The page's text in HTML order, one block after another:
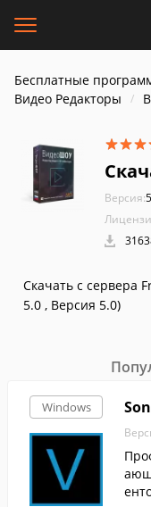
Бесплатные
Видео Редакторы
Версия:
Скачать с сервера
5.0 , Версия 5.0)
Windows